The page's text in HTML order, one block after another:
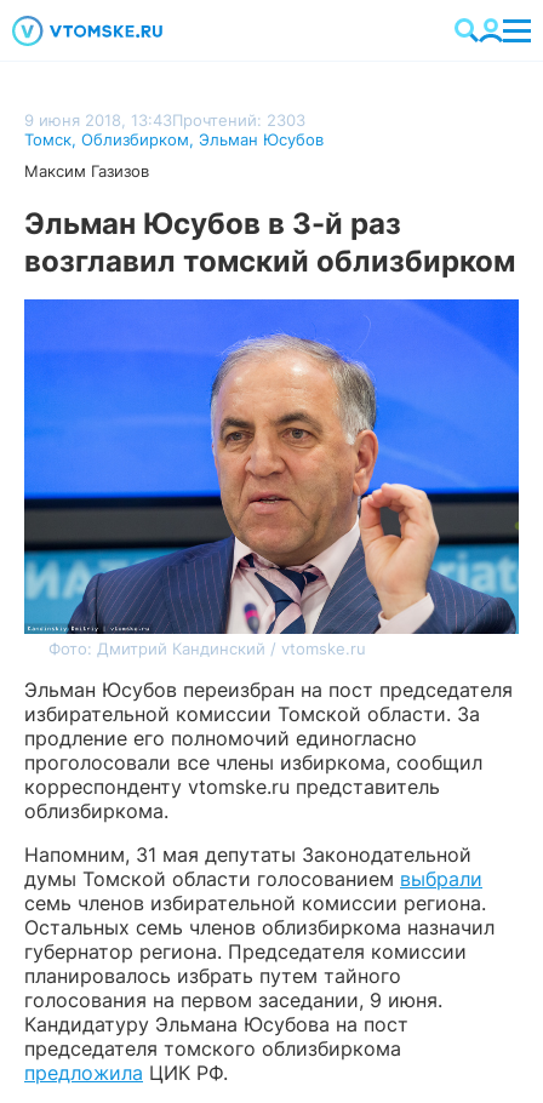
9 июня 2018, 13:43Прочтений: 2303
Томск, Облизбирком, Эльман Юсубов
Максим Газизов
Эльман Юсубов в 3-й раз
возглавил томский облизбирком
Фото: Дмитрий Кандинский / vtomske.ru
Эльман Юсубов переизбран на пост председателя
избирательной комиссии Томской области. За
продление его полномочий единогласно
проголосовали все члены избиркома, сообщил
корреспонденту vtomske.ru представитель
облизбиркома.
Напомним, 31 мая депутаты Законодательной
думы Томской области голосованием выбрали
семь членов избирательной комиссии региона.
Остальных семь членов облизбиркома назначил
губернатор региона. Председателя комиссии
планировалось избрать путем тайного
голосования на первом заседании, 9 июня.
Кандидатуру Эльмана Юсубова на пост
председателя томского облизбиркома
предложила ЦИК РФ.